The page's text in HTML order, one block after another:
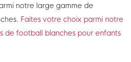
notre large gamme de
Faites votre choix parmi notre
de football blanches pour enfants